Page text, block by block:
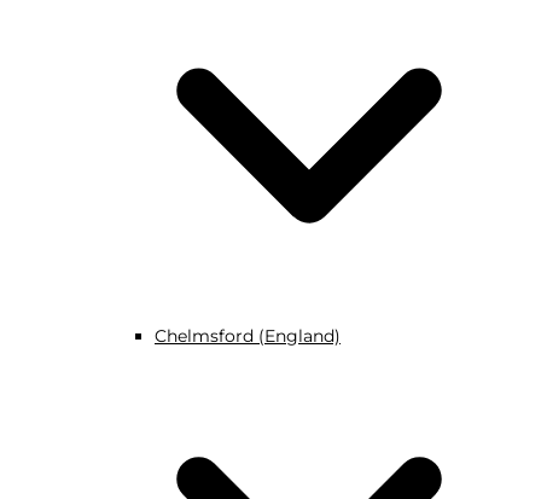
Chelmsford (England)